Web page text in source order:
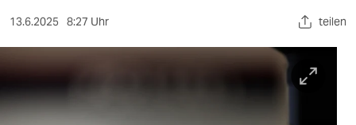
sport
berlin
nord
13.6.2025 8:27 Uhr teilen